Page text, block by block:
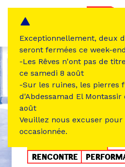
RENCONTRE
Exceptionnellement, deux
seront fermées ce week-
-Les Rêves n'ont pas de
ce samedi 8 août
-Sur les ruines, les pierres
d'Abdessamad El
août
Veuillez nous excuser pour
occasionnée.
Panneau de gestion des cookies